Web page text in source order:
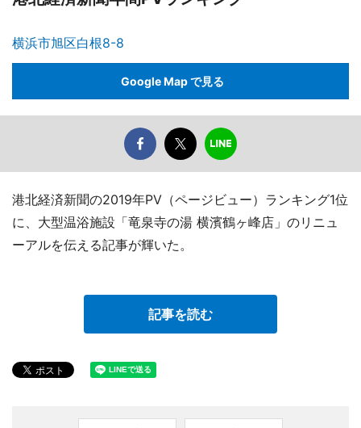
横浜市旭区白根8-8
Google Map で見る
港北経済新聞の2019年PV（ページビュー）ランキング1位
に、大型温浴施設「竜泉寺の湯 横濱鶴ヶ峰店」のリニュ
ーアルを伝える記事が輝いた。
記事を読む